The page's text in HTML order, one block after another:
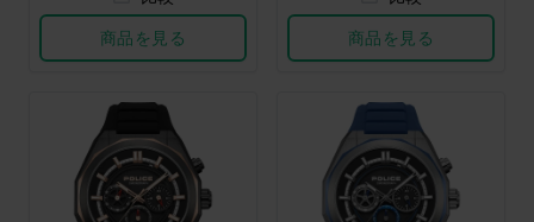
商品を見る
商品を見る